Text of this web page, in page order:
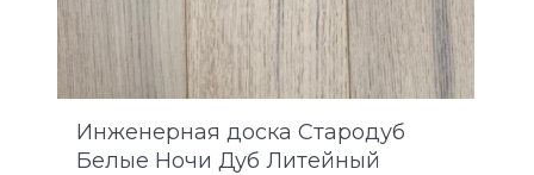
Инженерная доска Стародуб
Белые Ночи Дуб Литейный